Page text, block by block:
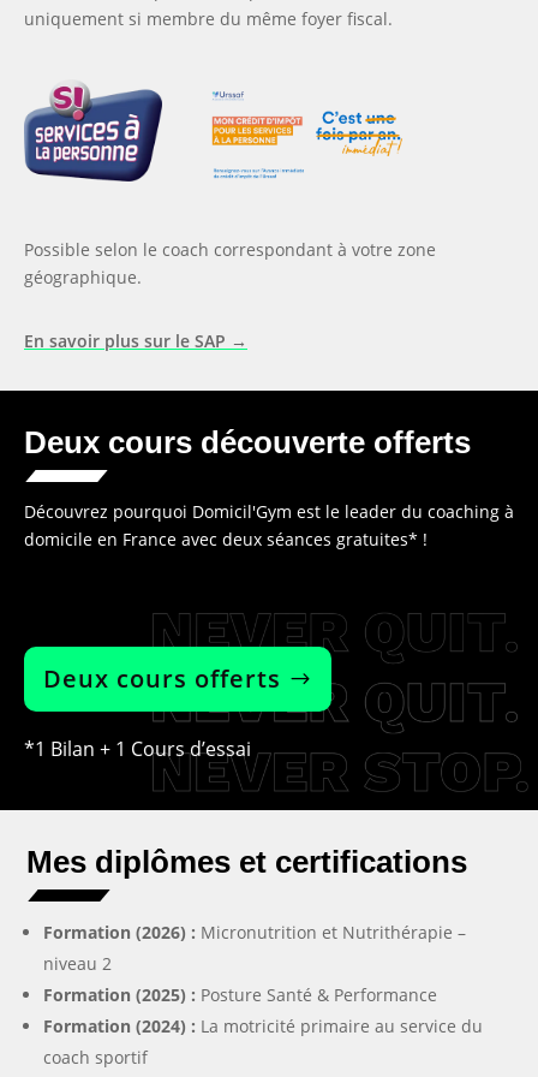
uniquement si membre du même foyer fiscal.
Possible selon le coach correspondant à votre zone
géographique.
En savoir plus sur le SAP →
Deux cours découverte offerts
Découvrez pourquoi Domicil'Gym est le leader du coaching à
domicile en France avec deux séances gratuites* !
Deux cours offerts
*1 Bilan + 1 Cours d’essai
Mes diplômes et certifications
Formation (2026) : Micronutrition et Nutrithérapie –
niveau 2
Formation (2025) : Posture Santé & Performance
Formation (2024) : La motricité primaire au service du
coach sportif